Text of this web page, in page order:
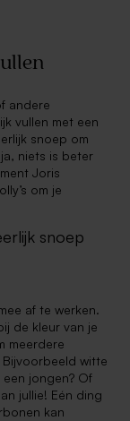
andere
vullen met een
snoep om
niets is beter
Joris
om je
snoep
af te werken.
de kleur van je
meerdere
witte
jongen? Of
jullie! Eén ding
kan